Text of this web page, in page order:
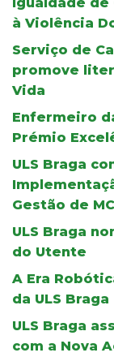
à Violência
Serviço de
promove
Vida
Enfermeiro
Prémio
ULS Braga
Gestão de
ULS Braga
do Utente
A Era
da ULS Braga
ULS Braga
com a Nova